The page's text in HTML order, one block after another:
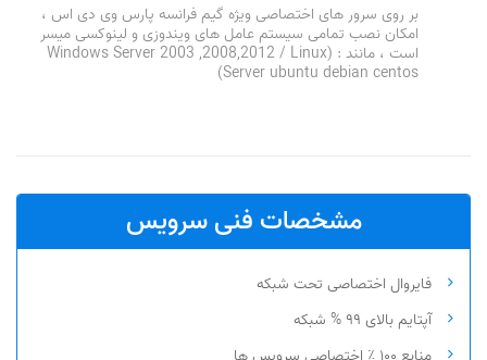
بر روی سرور های اختصاصی ویژه گیم فرانسه پارس وی دی اس ،
امکان نصب تمامی سیستم عامل های ویندوزی و لینوکسی میسر
است ، مانند : (Windows Server 2003 ,2008,2012 / Linux
Server ubuntu debian centos)
مشخصات فنی سرویس
فایروال اختصاصی تحت شبکه
آپتایم بالای ۹۹ % شبکه